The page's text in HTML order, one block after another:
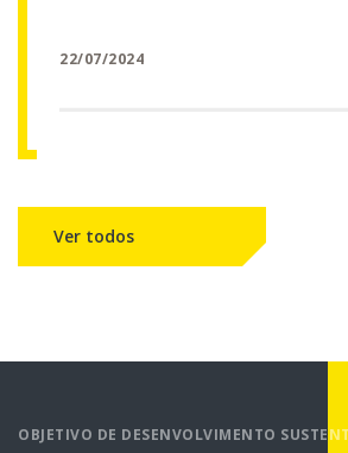
22/07/2024
Ver todos
OBJETIVO DE DESENVOLVIMENTO